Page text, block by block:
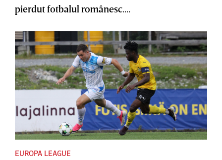
pierdut fotbalul românesc....
EUROPA LEAGUE